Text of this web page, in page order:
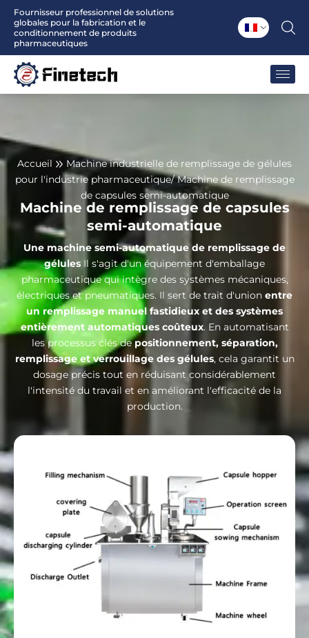
Aller
contenu
Fournisseur professionnel de solutions
globales pour la fabrication et le
conditionnement de produits
pharmaceutiques
Accueil
Machine industrielle de remplissage de gélules
pour l'industrie pharmaceutique/ Machine de remplissage
de capsules semi-automatique
Machine de remplissage de capsules
semi-automatique
Une machine semi-automatique de remplissage de
gélules Il s'agit d'un équipement d'emballage
pharmaceutique qui intègre des systèmes mécaniques,
électriques et pneumatiques. Il sert de trait d'union entre
un remplissage manuel fastidieux et des systèmes
entièrement automatiques coûteux. En automatisant
les processus clés depositionnement, séparation,
remplissage et verrouillage des gélules, cela garantit un
dosage précis tout en réduisant considérablement
l'intensité du travail et en améliorant l'efficacité de la
production.